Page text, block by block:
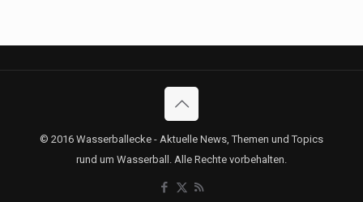
© 2016 Wasserballecke - Aktuelle News, Themen und Topics
rund um Wasserball. Alle Rechte vorbehalten.